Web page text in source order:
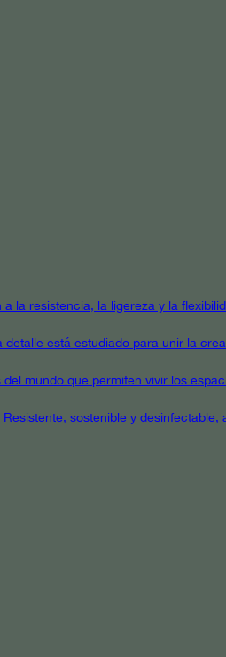
la resistencia, la ligereza y la
está estudiado para unir la
mundo que permiten vivir los
sostenible y